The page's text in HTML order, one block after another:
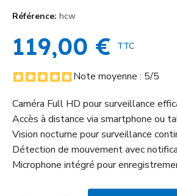
Référence hcw
119,00 € TTC
Note moyenne : 5/5
Caméra Full HD pour surveillance
Accès à distance via smartphone ou
Vision nocturne pour surveillance
Détection de mouvement avec
Microphone intégré pour